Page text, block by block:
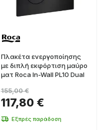
Πλακέτα ενεργοποίησης
με διπλή εκφόρτιση μαύρο
ματ Roca In-Wall PL10 Dual
117,80 €
155,00 €
Εξπρές παράδοση